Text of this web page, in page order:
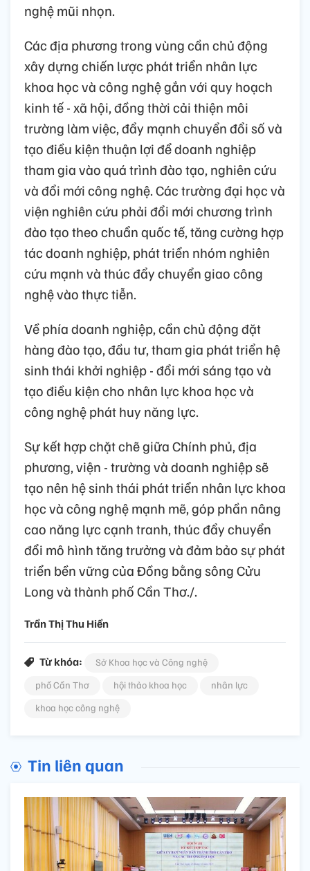
nghệ mũi nhọn.
Các địa phương trong vùng cần chủ động
xây dựng chiến lược phát triển nhân lực
khoa học và công nghệ gắn với quy hoạch
kinh tế - xã hội, đồng thời cải thiện môi
trường làm việc, đẩy mạnh chuyển đổi số và
tạo điều kiện thuận lợi để doanh nghiệp
tham gia vào quá trình đào tạo, nghiên cứu
và đổi mới công nghệ. Các trường đại học và
viện nghiên cứu phải đổi mới chương trình
đào tạo theo chuẩn quốc tế, tăng cường hợp
tác doanh nghiệp, phát triển nhóm nghiên
cứu mạnh và thúc đẩy chuyển giao công
nghệ vào thực tiễn.
Về phía doanh nghiệp, cần chủ động đặt
hàng đào tạo, đầu tư, tham gia phát triển hệ
sinh thái khởi nghiệp - đổi mới sáng tạo và
tạo điều kiện cho nhân lực khoa học và
công nghệ phát huy năng lực.
Sự kết hợp chặt chẽ giữa Chính phủ, địa
phương, viện - trường và doanh nghiệp sẽ
tạo nên hệ sinh thái phát triển nhân lực khoa
học và công nghệ mạnh mẽ, góp phần nâng
cao năng lực cạnh tranh, thúc đẩy chuyển
đổi mô hình tăng trưởng và đảm bảo sự phát
triển bền vững của Đồng bằng sông Cửu
Long và thành phố Cần Thơ./.
Trần Thị Thu Hiền
Từ khóa:
Sở Khoa học và Công nghệ
phố Cần Thơ
hội thảo khoa học
nhân lực
khoa học công nghệ
Tin liên quan